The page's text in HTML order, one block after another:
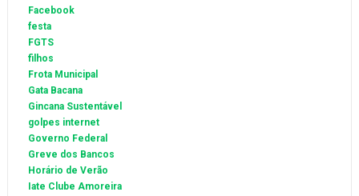
Facebook
festa
FGTS
filhos
Frota Municipal
Gata Bacana
Gincana Sustentável
golpes internet
Governo Federal
Greve dos Bancos
Horário de Verão
Iate Clube Amoreira